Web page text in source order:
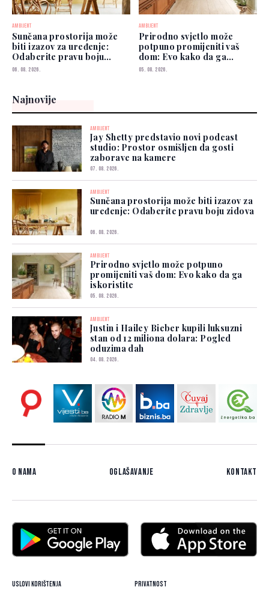
AMBIJENT
Sunčana prostorija može
biti izazov za uređenje:
Odaberite pravu boju
zidova
06. 08. 2026.
AMBIJENT
Prirodno svjetlo može
potpuno promijeniti vaš
dom: Evo kako da ga
iskoristite
05. 08. 2026.
Najnovije
AMBIJENT
Jay Shetty predstavio novi podcast
studio: Prostor osmišljen da gosti
zaborave na kamere
07. 08. 2026.
AMBIJENT
Sunčana prostorija može biti izazov za
uređenje: Odaberite pravu boju zidova
06. 08. 2026.
AMBIJENT
Prirodno svjetlo može potpuno
promijeniti vaš dom: Evo kako da ga
iskoristite
05. 08. 2026.
AMBIJENT
Justin i Hailey Bieber kupili luksuzni
stan od 12 miliona dolara: Pogled
oduzima dah
04. 08. 2026.
O nama Oglašavanje Kontakt
Uslovi korištenja Privatnost